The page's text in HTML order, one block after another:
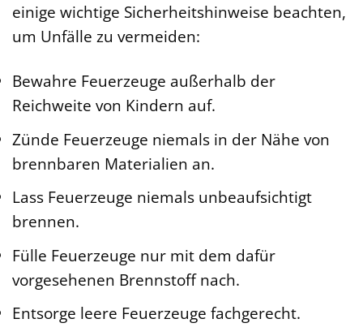
einige wichtige Sicherheitshinweise beachten,
um Unfälle zu vermeiden:
Bewahre Feuerzeuge außerhalb der
Reichweite von Kindern auf.
Zünde Feuerzeuge niemals in der Nähe von
brennbaren Materialien an.
Lass Feuerzeuge niemals unbeaufsichtigt
brennen.
Fülle Feuerzeuge nur mit dem dafür
vorgesehenen Brennstoff nach.
Entsorge leere Feuerzeuge fachgerecht.